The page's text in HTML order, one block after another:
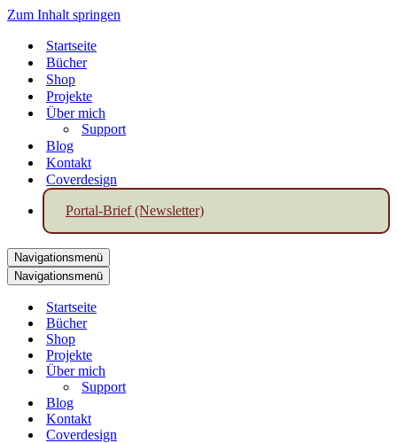
Zum Inhalt springen
Startseite
Bücher
Shop
Projekte
Über mich
Support
Blog
Kontakt
Coverdesign
Portal-Brief (Newsletter)
Navigationsmenü
Navigationsmenü
Startseite
Bücher
Shop
Projekte
Über mich
Support
Blog
Kontakt
Coverdesign